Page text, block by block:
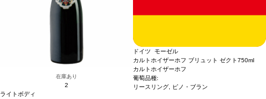
在庫あり
2
ライトボディ
ドイツ モーゼル
カルトホイザーホフ ブリュット ゼクト750ml
カルトホイザーホフ
葡萄品種:
リースリング, ピノ・ブラン